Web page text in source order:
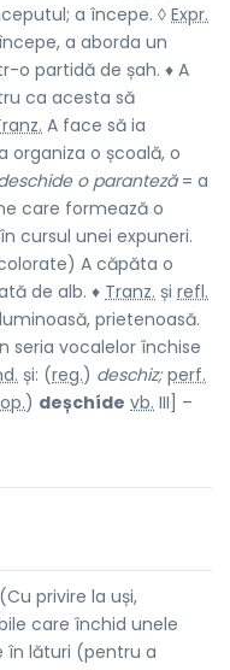
a începe. ◊Expr.
a aborda un
o partidă de șah. ♦ A
ca acesta să
A face să ia
organiza o școală, o
o paranteză= a
care formează o
cursul unei expuneri.
A căpăta o
de alb. ♦ Tranz. și refl.
prietenoasă.
seria vocalelor închise
și: (reg.) deschiz; perf.
) deșchíde vb. III] –
(Cu privire la uși,
care închid unele
în lături (pentru a